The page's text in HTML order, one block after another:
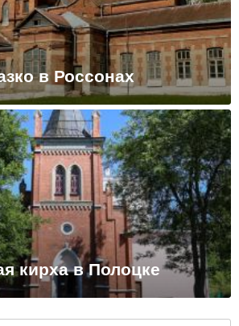
в Россонах
кирха в Полоцке